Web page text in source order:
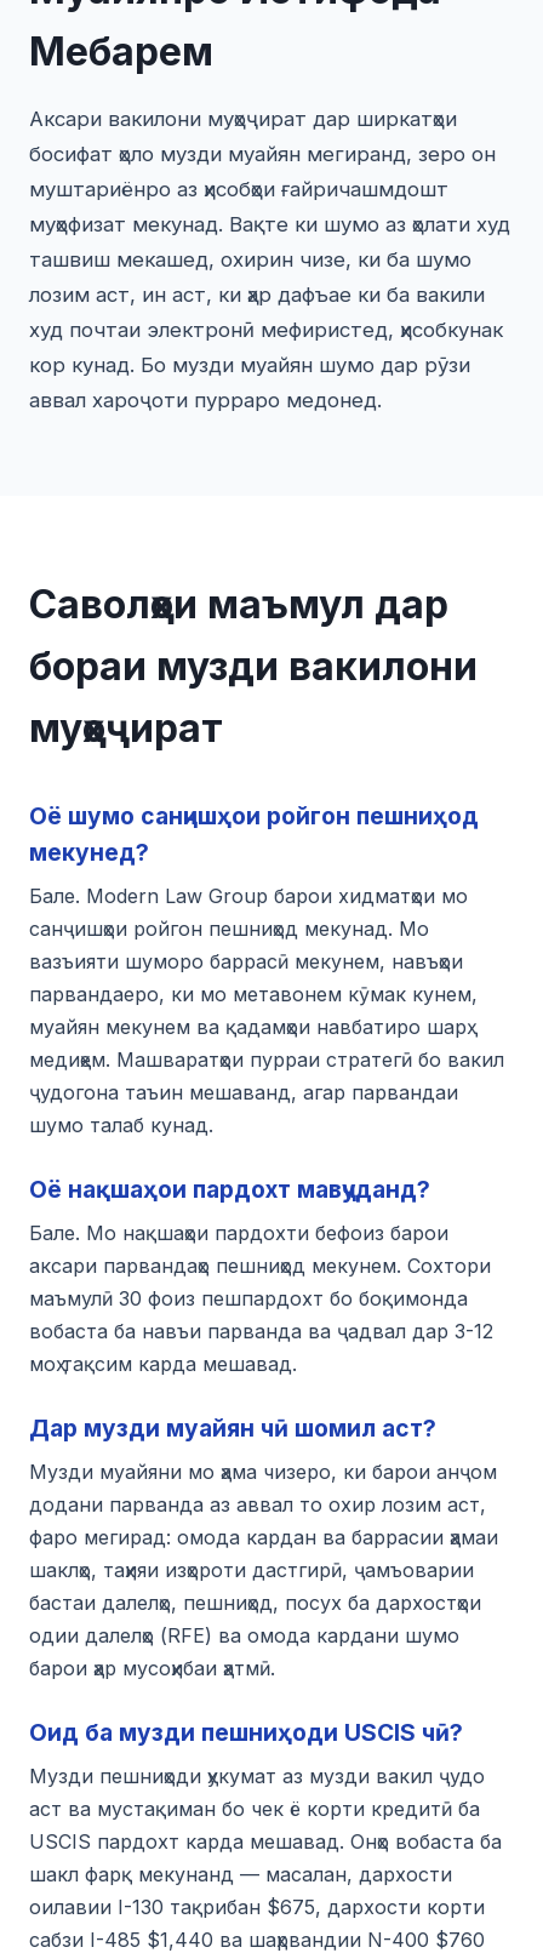
Мебарем
Аксари вакилони муҳоҷират дар ширкатҳои
босифат ҳоло музди муайян мегиранд, зеро он
муштариёнро аз ҳисобҳои ғайричашмдошт
муҳофизат мекунад. Вақте ки шумо аз ҳолати худ
ташвиш мекашед, охирин чизе, ки ба шумо
лозим аст, ин аст, ки ҳар дафъае ки ба вакили
худ почтаи электронӣ мефиристед, ҳисобкунак
кор кунад. Бо музди муайян шумо дар рӯзи
аввал хароҷоти пурраро медонед.
Саволҳои маъмул дар
бораи музди вакилони
муҳоҷират
Оё шумо санҷишҳои ройгон пешниҳод
мекунед?
Бале. Modern Law Group барои хидматҳои мо
санҷишҳои ройгон пешниҳод мекунад. Мо
вазъияти шуморо баррасӣ мекунем, навъҳои
парвандаеро, ки мо метавонем кӯмак кунем,
муайян мекунем ва қадамҳои навбатиро шарҳ
медиҳем. Машваратҳои пурраи стратегӣ бо вакил
ҷудогона таъин мешаванд, агар парвандаи
шумо талаб кунад.
Оё нақшаҳои пардохт мавҷуданд?
Бале. Мо нақшаҳои пардохти бефоиз барои
аксари парвандаҳо пешниҳод мекунем. Сохтори
маъмулӣ 30 фоиз пешпардохт бо боқимонда
вобаста ба навъи парванда ва ҷадвал дар 3-12
моҳ тақсим карда мешавад.
Дар музди муайян чӣ шомил аст?
Музди муайяни мо ҳама чизеро, ки барои анҷом
додани парванда аз аввал то охир лозим аст,
фаро мегирад: омода кардан ва баррасии ҳамаи
шаклҳо, таҳияи изҳороти дастгирӣ, ҷамъоварии
бастаи далелҳо, пешниҳод, посух ба дархостҳои
одии далелҳо (RFE) ва омода кардани шумо
барои ҳар мусоҳибаи ҳатмӣ.
Оид ба музди пешниҳоди USCIS чӣ?
Музди пешниҳоди ҳукумат аз музди вакил ҷудо
аст ва мустақиман бо чек ё корти кредитӣ ба
USCIS пардохт карда мешавад. Онҳо вобаста ба
шакл фарқ мекунанд — масалан, дархости
оилавии I-130 тақрибан $675, дархости корти
сабзи I-485 $1,440 ва шаҳрвандии N-400 $760